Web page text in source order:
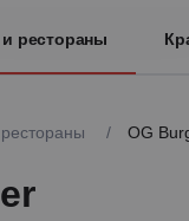
и рестораны
/ OG